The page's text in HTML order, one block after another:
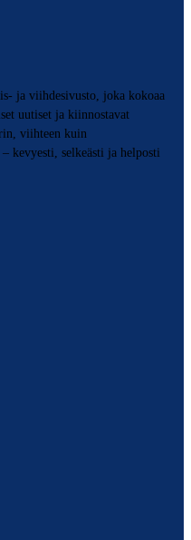
ja viihdesivusto, joka kokoaa
uutiset ja kiinnostavat
viihteen kuin
kevyesti, selkeästi ja helposti